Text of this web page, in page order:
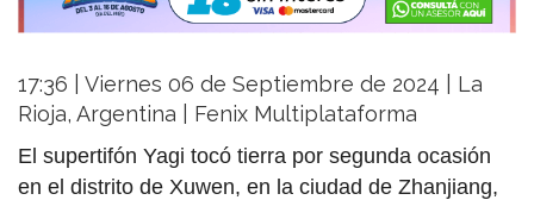
17:36 | Viernes 06 de Septiembre de 2024 | La
Rioja, Argentina | Fenix Multiplataforma
El supertifón Yagi tocó tierra por segunda ocasión
en el distrito de Xuwen, en la ciudad de Zhanjiang,